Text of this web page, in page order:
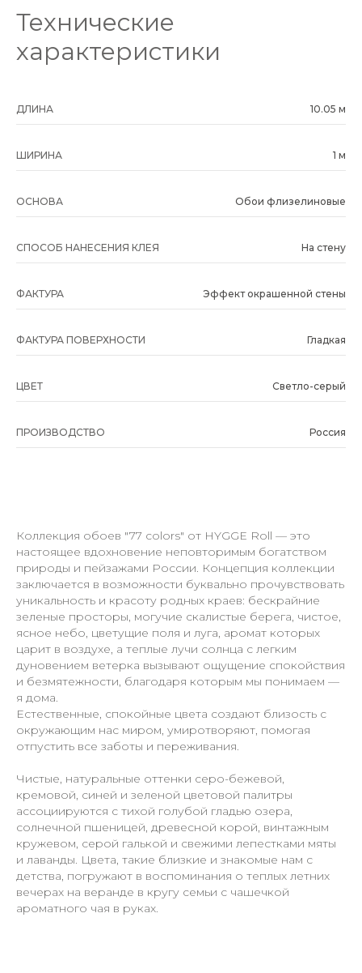
Технические
характеристики
ДЛИНА 10.05 м
ШИРИНА 1 м
ОСНОВА Обои флизелиновые
СПОСОБ НАНЕСЕНИЯ КЛЕЯ На стену
ФАКТУРА Эффект окрашенной стены
ФАКТУРА ПОВЕРХНОСТИ Гладкая
ЦВЕТ Светло-серый
ПРОИЗВОДСТВО Россия
Коллекция обоев "77 colors" от HYGGE Roll — это
настоящее вдохновение неповторимым богатством
природы и пейзажами России. Концепция коллекции
заключается в возможности буквально прочувствовать
уникальность и красоту родных краев: бескрайние
зеленые просторы, могучие скалистые берега, чистое,
ясное небо, цветущие поля и луга, аромат которых
царит в воздухе, а теплые лучи солнца с легким
дуновением ветерка вызывают ощущение спокойствия
и безмятежности, благодаря которым мы понимаем —
я дома.
Естественные, спокойные цвета создают близость с
окружающим нас миром, умиротворяют, помогая
отпустить все заботы и переживания.
Чистые, натуральные оттенки серо-бежевой,
кремовой, синей и зеленой цветовой палитры
ассоциируются с тихой голубой гладью озера,
солнечной пшеницей, древесной корой, винтажным
кружевом, серой галькой и свежими лепестками мяты
и лаванды. Цвета, такие близкие и знакомые нам с
детства, погружают в воспоминания о теплых летних
вечерах на веранде в кругу семьи с чашечкой
ароматного чая в руках.